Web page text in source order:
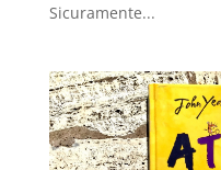
Sicuramente...